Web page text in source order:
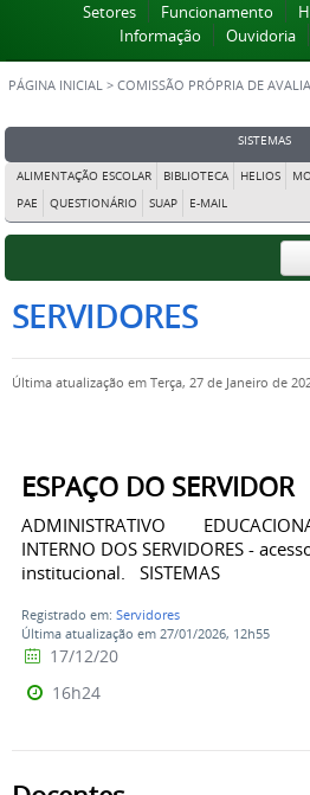
Setores
Funcionamento
Informação
Ouvidoria
PÁGINA INICIAL > COMISSÃO PRÓPRIA DE
SISTEMAS
ALIMENTAÇÃO ESCOLAR BIBLIOTECA HELIOS
PAE
QUESTIONÁRIO SUAP E-MAIL
SERVIDORES
Última atualização em Terça, 27 de Janeiro de
ESPAÇO DO SERVIDOR
ADMINISTRATIVO
INTERNO DOS SERVIDORES -
institucional. SISTEMAS
Registrado em: Servidores
Última atualização em 27/01/2026, 12h55
17/12/20
16h24